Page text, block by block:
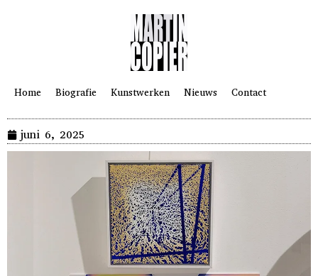
Home Biografie Kunstwerken Nieuws Contact
juni 6, 2025